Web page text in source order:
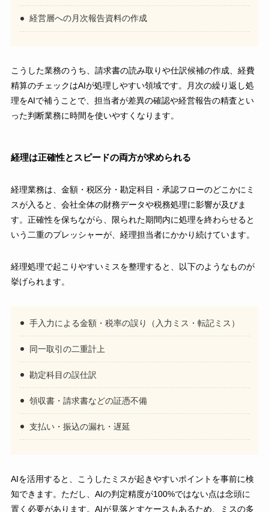
経営層への月次報告資料の作成
こうした業務のうち、請求書の読み取りや仕訳候補の作成、経費
精算のチェックはAIが処理しやすい領域です。月次の繰り返し処
理をAIで補うことで、担当者が差異の確認や経営報告の精査とい
った判断業務に時間を使いやすくなります。
経理は正確性とスピードの両方が求められる
経理業務は、金額・税区分・勘定科目・承認フローのどこかにミ
スが入ると、会社全体の財務データや税務処理に影響が及びま
す。正確性を保ちながら、限られた期間内に処理を終わらせると
いう二重のプレッシャーが、経理担当者にかかり続けています。
経理処理で起こりやすいミスを整理すると、以下のようなものが
挙げられます。
手入力による金額・税率の誤り（入力ミス・転記ミス）
同一取引の二重計上
勘定科目の誤仕訳
領収書・請求書などの証憑不備
支払い・振込の漏れ・遅延
AIを活用すると、こうしたミスが起きやすいポイントを事前に検
知できます。ただし、AIの判定精度が100%ではない点は念頭に
置く必要があります。AIが見落とすケースもあるため、ミスの多